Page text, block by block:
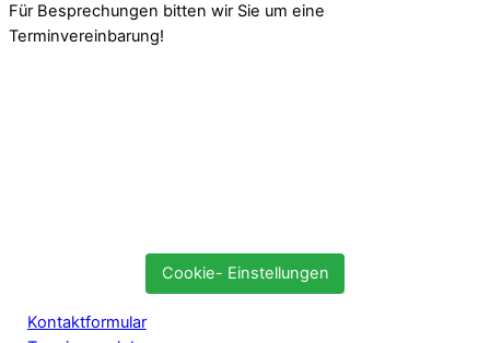
Für Besprechungen bitten wir Sie um eine
Terminvereinbarung!
Cookie- Einstellungen
Kontaktformular